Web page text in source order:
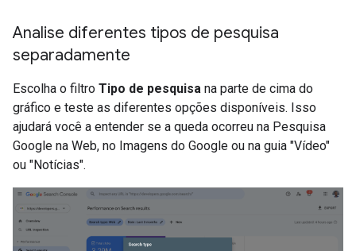
Analise diferentes tipos de pesquisa
separadamente
Escolha o filtro Tipo de pesquisa na parte de cima do
gráfico e teste as diferentes opções disponíveis. Isso
ajudará você a entender se a queda ocorreu na Pesquisa
Google na Web, no Imagens do Google ou na guia "Vídeo"
ou "Notícias".